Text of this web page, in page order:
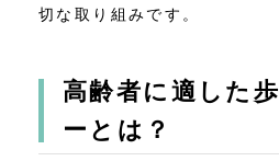
切な取り組みです。
高齢者に適した
ーとは？